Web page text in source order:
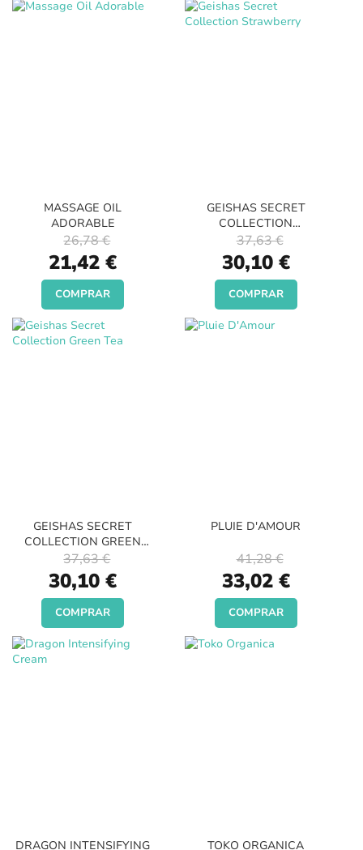
MASSAGE OIL
ADORABLE
Special
Price
21,42 €
26,78 €
COMPRAR
GEISHAS SECRET
COLLECTION
STRAWBERRY
Special
Price
30,10 €
37,63 €
COMPRAR
GEISHAS SECRET
COLLECTION GREEN
TEA
Special
Price
30,10 €
37,63 €
COMPRAR
PLUIE D'AMOUR
Special
Price
33,02 €
41,28 €
COMPRAR
DRAGON INTENSIFYING TOKO ORGANICA